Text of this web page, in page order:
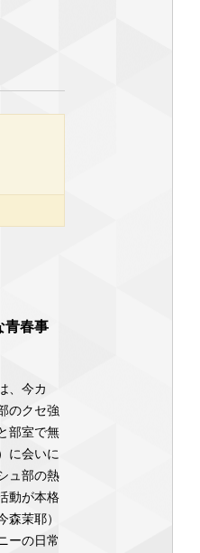
青春事
、今カ
のクセ強
部室で無
に会いに
ュ部の熱
動が本格
茉耶）
ーの⽇常